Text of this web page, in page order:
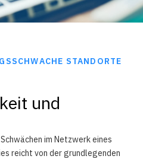
STANDORTE
und
im Netzwerk eines
reicht von der grundlegenden